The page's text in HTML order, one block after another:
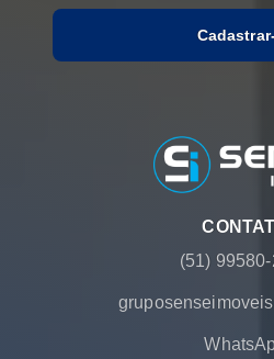
(51) 99580-